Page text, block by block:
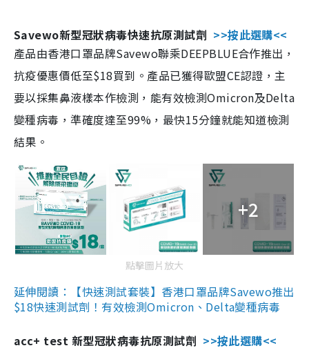
Savewo新型冠狀病毒快速抗原測試劑 >>按此選購<<
產品由香港口罩品牌Savewo聯乘DEEPBLUE合作推出，
抗疫優惠價低至$18買到。產品已獲得歐盟CE認證，主
要以採集鼻液樣本作檢測，能有效檢測Omicron及Delta
變種病毒，準確度達至99%，最快15分鐘就能知道檢測
結果。
+2
點擊圖片放大
延伸閱讀：【快速測試套裝】香港口罩品牌Savewo推出
$18快速測試劑！有效檢測Omicron、Delta變種病毒
acc+ test 新型冠狀病毒抗原測試劑 >>按此選購<<